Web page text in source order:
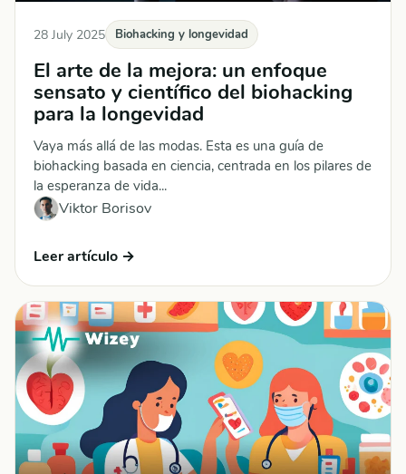
28 July 2025 Biohacking y longevidad
El arte de la mejora: un enfoque
sensato y científico del biohacking
para la longevidad
Vaya más allá de las modas. Esta es una guía de
biohacking basada en ciencia, centrada en los pilares de
la esperanza de vida...
Viktor Borisov
Leer artículo →